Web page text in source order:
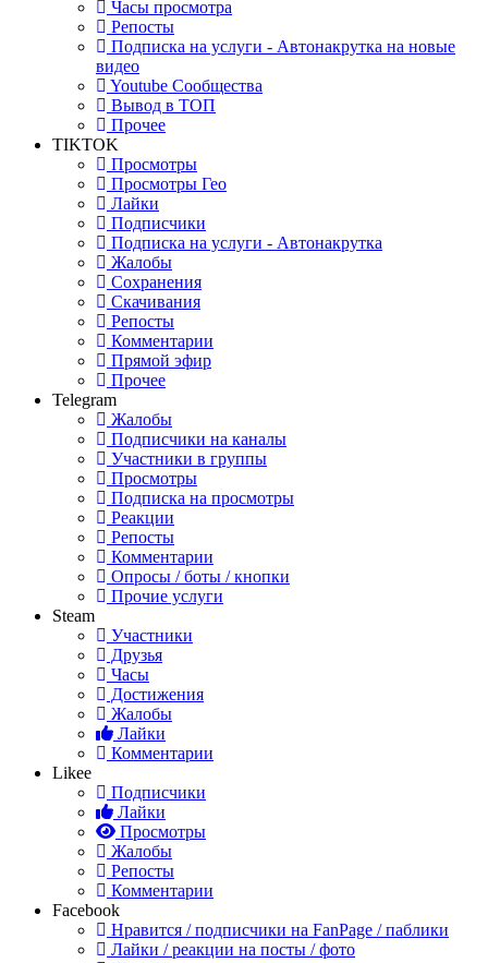
Часы просмотра
Репосты
Подписка на услуги - Автонакрутка на новые
видео
Youtube Сообщества
Вывод в ТОП
Прочее
TIKTOK
Просмотры
Просмотры Гео
Лайки
Подписчики
Подписка на услуги - Автонакрутка
Жалобы
Сохранения
Скачивания
Репосты
Комментарии
Прямой эфир
Прочее
Telegram
Жалобы
Подписчики на каналы
Участники в группы
Просмотры
Подписка на просмотры
Реакции
Репосты
Комментарии
Опросы / боты / кнопки
Прочие услуги
Steam
Участники
Друзья
Часы
Достижения
Жалобы
Лайки
Комментарии
Likee
Подписчики
Лайки
Просмотры
Жалобы
Репосты
Комментарии
Facebook
Нравится / подписчики на FanPage / паблики
Лайки / реакции на посты / фото